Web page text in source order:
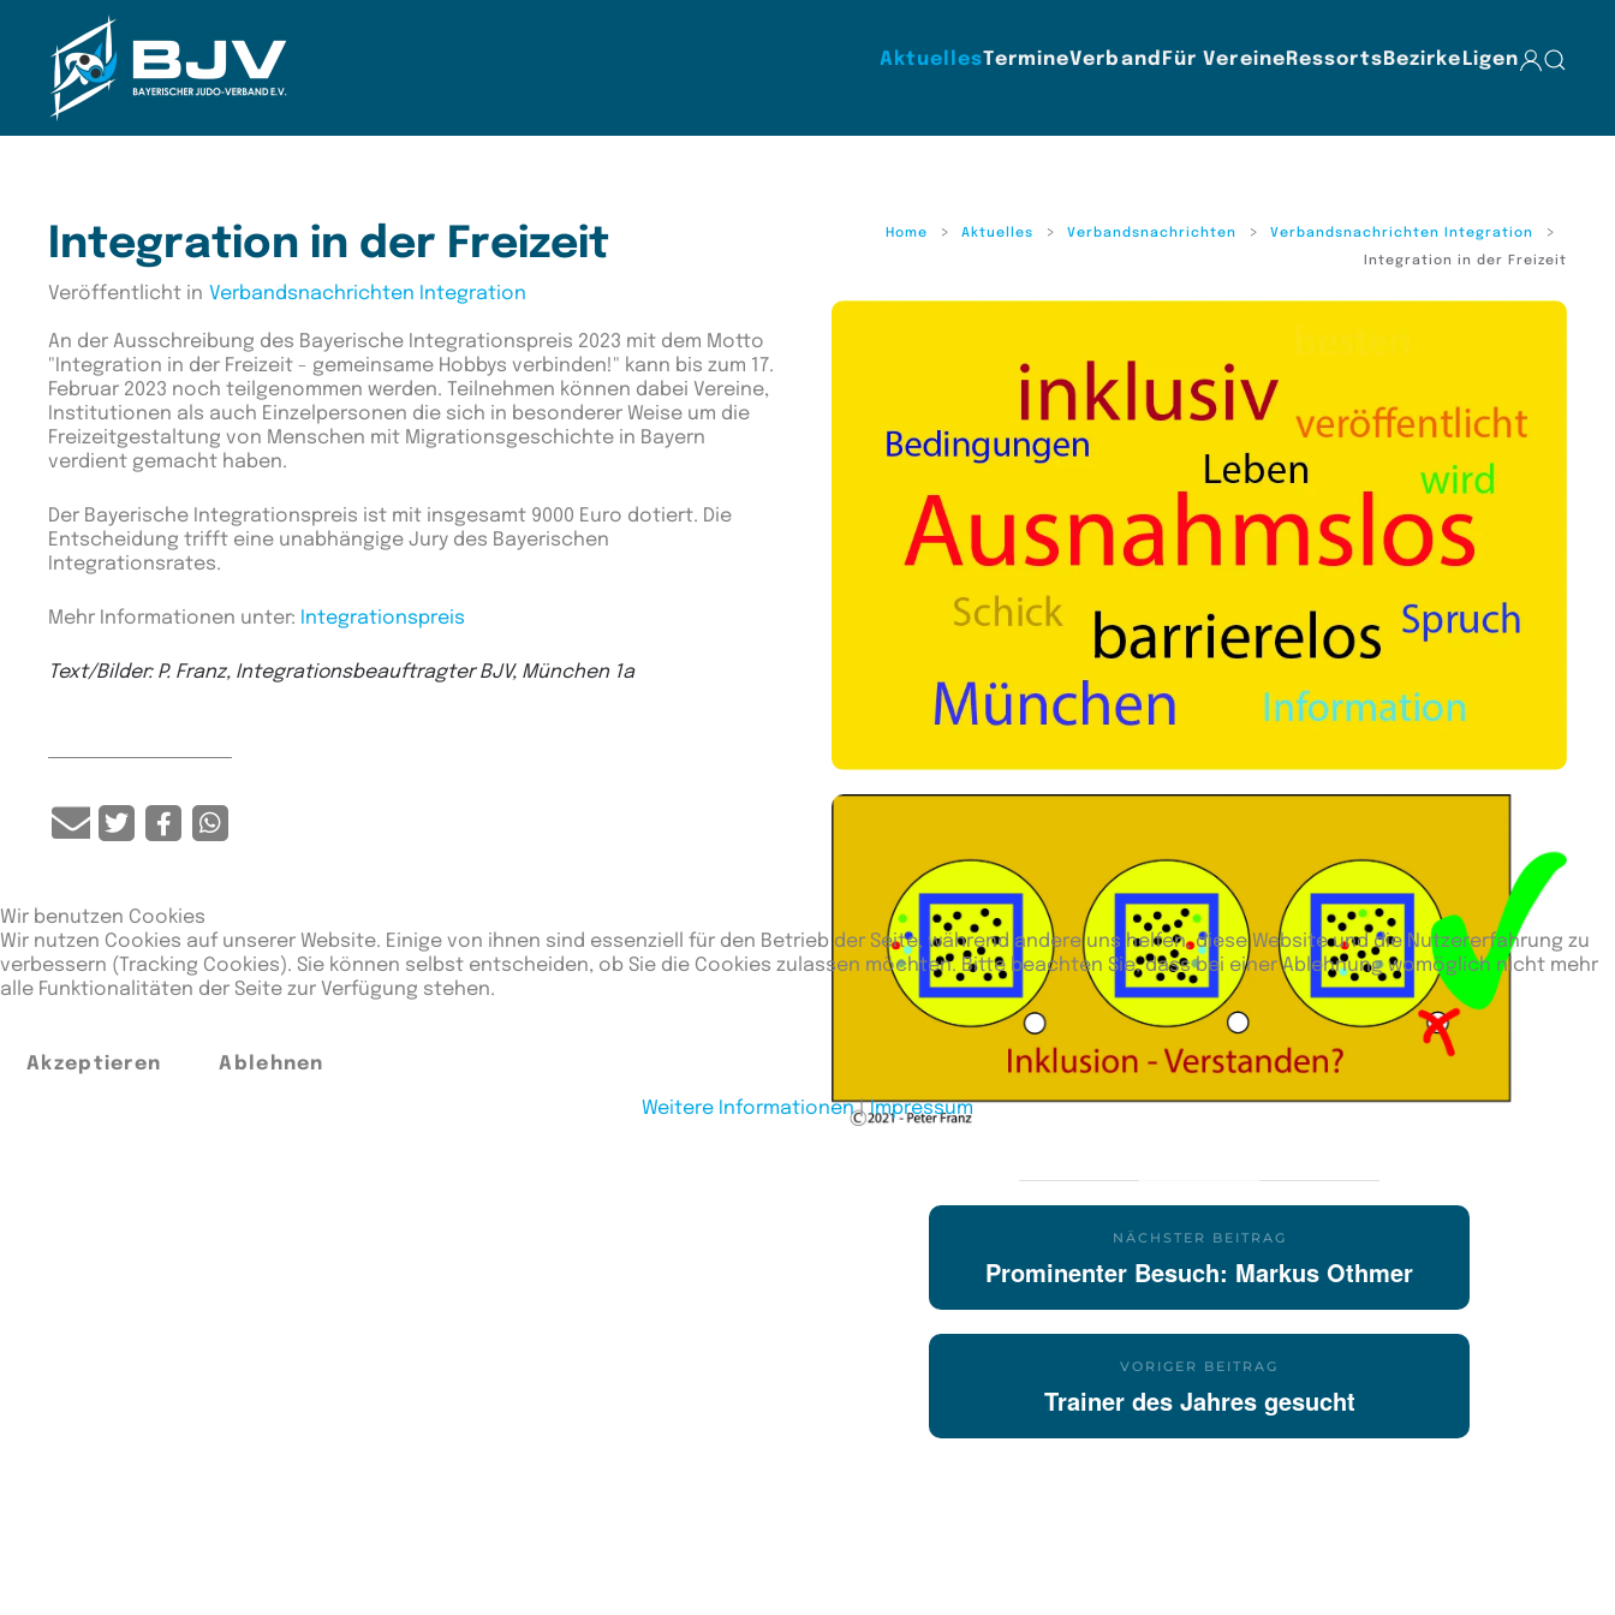
Zum Hauptinhalt springen AktuellesTermineVerband Für Vereine Ressorts Bezirke Ligen
Integration in der Freizeit
Veröffentlicht in Verbandsnachrichten Integration
An der Ausschreibung des Bayerische Integrationspreis 2023 mit dem Motto
"Integration in der Freizeit - gemeinsame Hobbys verbinden!" kann bis zum 17.
Februar 2023 noch teilgenommen werden. Teilnehmen können dabei Vereine,
Institutionen als auch Einzelpersonen die sich in besonderer Weise um die
Freizeitgestaltung von Menschen mit Migrationsgeschichte in Bayern
verdient gemacht haben.
Der Bayerische Integrationspreis ist mit insgesamt 9000 Euro dotiert. Die
Entscheidung trifft eine unabhängige Jury des Bayerischen
Integrationsrates.
Mehr Informationen unter: Integrationspreis
Text/Bilder: P. Franz, Integrationsbeauftragter BJV, München 1a
Home Aktuelles Verbandsnachrichten
Verbandsnachrichten Integration
Integration in der Freizeit
NÄCHSTER BEITRAG
Prominenter Besuch: Markus Othmer
VORIGER BEITRAG
Trainer des Jahres gesucht
Wir benutzen Cookies
Wir nutzen Cookies auf unserer Website. Einige von ihnen sind essenziell für den Betrieb der Seite, während andere uns helfen, diese Website und die Nutzererfahrung zu
verbessern (Tracking Cookies). Sie können selbst entscheiden, ob Sie die Cookies zulassen möchten. Bitte beachten Sie, dass bei einer Ablehnung womöglich nicht mehr
alle Funktionalitäten der Seite zur Verfügung stehen.
Akzeptieren Ablehnen
Weitere Informationen|Impressum